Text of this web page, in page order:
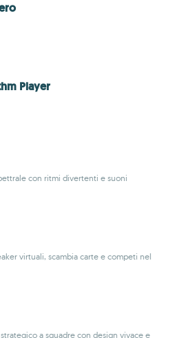
Player
con ritmi divertenti e suoni
virtuali, scambia carte e competi nel
a squadre con design vivace e